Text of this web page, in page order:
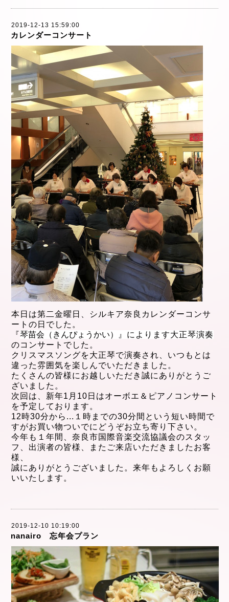
2019-12-13 15:59:00
カレンダーコンサート
本日 は第二金曜日、シルキア奈良カレンダーコンサ
ートの日でした。
『琴苗会（きんぴょうかい）
』によります大正琴演奏
のコンサートでした。
クリスマスソングを大正琴で演奏され、いつもとは
違った雰囲気を楽しんでいただきました。
たくさんの皆様にお越しいただき誠にありがとうご
ざいました。
次回は、新年1月10日はオーボエ＆ピアノコンサート
を予定しております。
12時30分から...１時までの30分間という短い時間で
すがお買い物ついでにどうぞお立ち寄り下さい。
今年も１年間、奈良市国際音楽交流協議会のスタッ
フ、出演者の皆様、またご来店いただきましたお客
様、
誠にありがとうございました。来年もよろしくお願
いいたします。
2019-12-10 10:19:00
nanairo 忘年会プラン